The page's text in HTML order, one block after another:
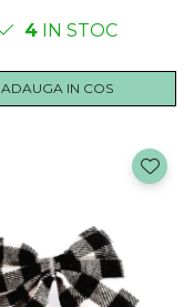
4 IN STOC
ADAUGA IN COS